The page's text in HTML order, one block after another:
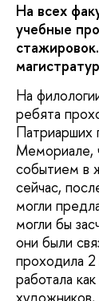
На всех
учебные
На
ребята
Патриарших
Мемориале,
событием в
сейчас,
могли
могли бы
они были
проходила
работала